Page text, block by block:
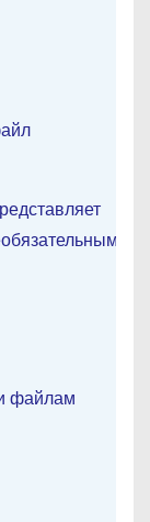
файлам